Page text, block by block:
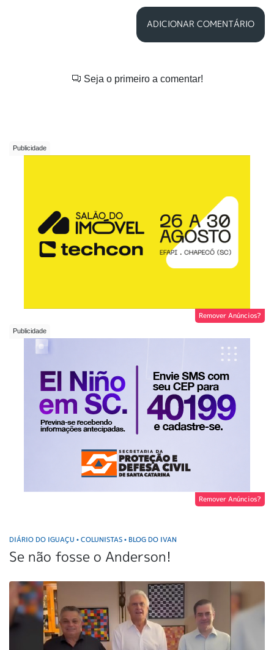
ADICIONAR COMENTÁRIO
Seja o primeiro a comentar!
Remover Anúncios?
Remover Anúncios?
DIÁRIO DO IGUAÇU • COLUNISTAS • BLOG DO IVAN
Se não fosse o Anderson!